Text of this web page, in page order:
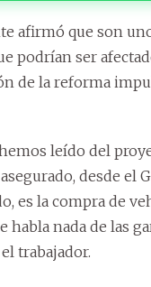
afirmó que son
podrían ser
de la reforma
leído del
desde el
es la compra de
habla nada de las
trabajador.